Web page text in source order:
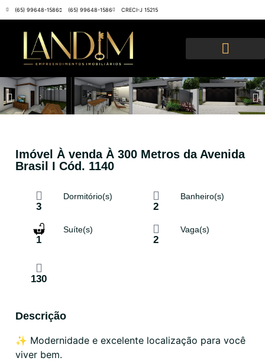
(65) 99648-1586 (65) 99648-1586 CRECI-J 15215
Imóvel À venda À 300 Metros da Avenida
Brasil I Cód. 1140
3
Dormitório(s)
2
Banheiro(s)
1
Suíte(s)
2
Vaga(s)
130
Descrição
✨ Modernidade e excelente localização para você
viver bem.